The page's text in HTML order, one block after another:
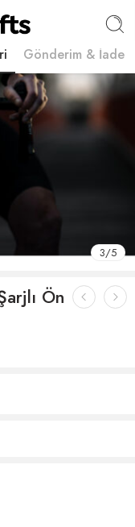
Gönderim & İade
3/5
Ön